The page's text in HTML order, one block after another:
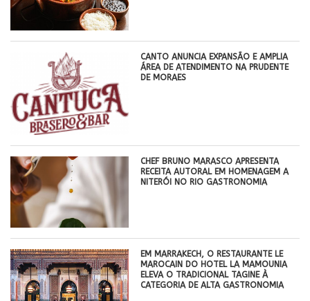
CANTO ANUNCIA EXPANSÃO E AMPLIA
ÁREA DE ATENDIMENTO NA PRUDENTE
DE MORAES
CHEF BRUNO MARASCO APRESENTA
RECEITA AUTORAL EM HOMENAGEM A
NITERÓI NO RIO GASTRONOMIA
EM MARRAKECH, O RESTAURANTE LE
MAROCAIN DO HOTEL LA MAMOUNIA
ELEVA O TRADICIONAL TAGINE À
CATEGORIA DE ALTA GASTRONOMIA